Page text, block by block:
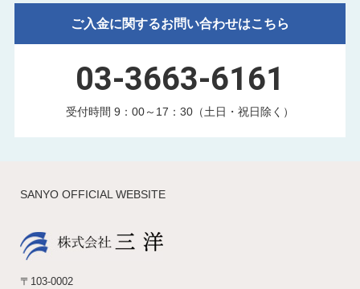
ご入金に関するお問い合わせはこちら
03-3663-6161
受付時間 9：00～17：30（土日・祝日除く）
SANYO OFFICIAL WEBSITE
〒103-0002